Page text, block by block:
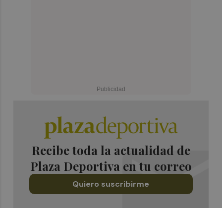
Recibe toda la actualidad de
Plaza Deportiva en tu correo
Quiero suscribirme